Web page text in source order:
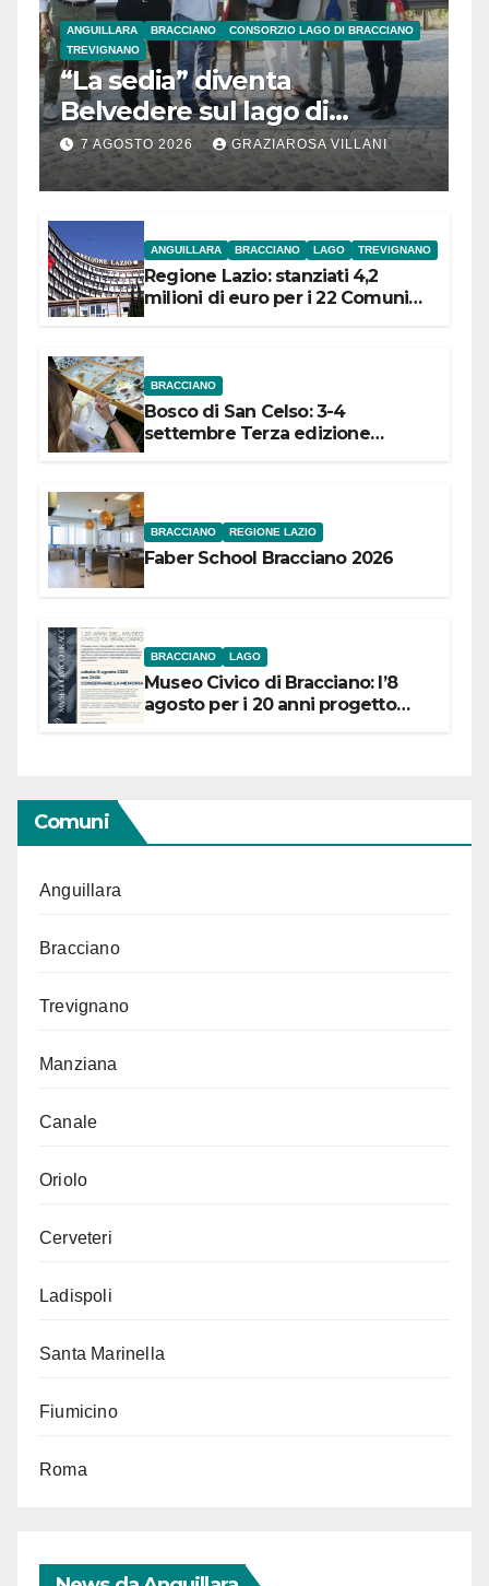
ANGUILLARA BRACCIANO
CONSORZIO LAGO DI BRACCIANO
TREVIGNANO
“La sedia” diventa
Belvedere sul lago di
Bracciano: ieri
l’inaugurazione
7 AGOSTO 2026 GRAZIAROSA VILLANI
ANGUILLARA BRACCIANO LAGO TREVIGNANO
Regione Lazio: stanziati 4,2
milioni di euro per i 22 Comuni
BRACCIANO
Bosco di San Celso: 3-4
settembre Terza edizione
BRACCIANO REGIONE LAZIO
Faber School Bracciano 2026
BRACCIANO LAGO
Museo Civico di Bracciano: l’8
agosto per i 20 anni progetto
Comuni
Anguillara
Bracciano
Trevignano
Manziana
Canale
Oriolo
Cerveteri
Ladispoli
Santa Marinella
Fiumicino
Roma